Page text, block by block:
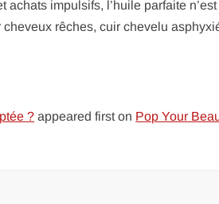
impulsifs, l’huile parfaite n’est
rêches, cuir chevelu
? appeared first on Pop Your